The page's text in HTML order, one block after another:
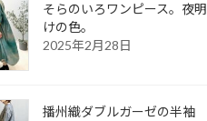
そらのいろワンピース。夜明
けの色。
2025年2月28日
播州織ダブルガーゼの半袖